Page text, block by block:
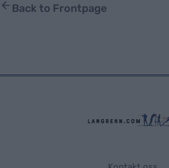
Back to Frontpage